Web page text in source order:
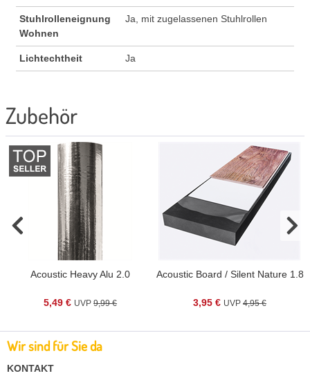
Stuhlrolleneignung
Wohnen
Ja, mit zugelassenen Stuhlrollen
Lichtechtheit Ja
Zubehör
Acoustic Heavy Alu 2.0
5,49 € 9,99 €
Acoustic Board / Silent Nature 1.8
3,95 € 4,95 €
Wir sind für Sie da
KONTAKT